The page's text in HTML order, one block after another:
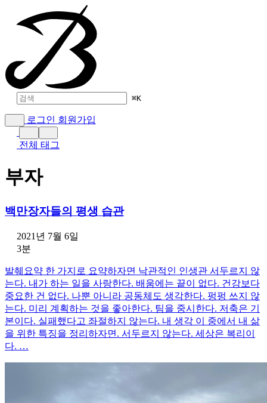
⌘K
로그인 회원가입
전체 태그
부자
백만장자들의 평생 습관
2021년 7월 6일
3분
발췌요약 한 가지로 요약하자면 낙관적인 인생관 서두르지 않
는다. 내가 하는 일을 사랑한다. 배움에는 끝이 없다. 건강보다
중요한 건 없다. 나뿐 아니라 공동체도 생각한다. 펑펑 쓰지 않
는다. 미리 계획하는 것을 좋아한다. 팀을 중시한다. 저축은 기
본이다. 실패했다고 좌절하지 않는다. 내 생각 이 중에서 내 삶
을 위한 특징을 정리하자면. 서두르지 않는다. 세상은 복리이
다. …